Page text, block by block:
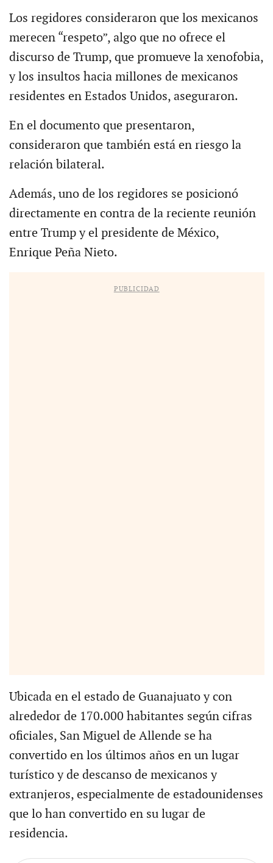
Los regidores consideraron que los mexicanos
merecen “respeto”, algo que no ofrece el
discurso de Trump, que promueve la xenofobia,
y los insultos hacia millones de mexicanos
residentes en Estados Unidos, aseguraron.
En el documento que presentaron,
consideraron que también está en riesgo la
relación bilateral.
Además, uno de los regidores se posicionó
directamente en contra de la reciente reunión
entre Trump y el presidente de México,
Enrique Peña Nieto.
PUBLICIDAD
Ubicada en el estado de Guanajuato y con
alrededor de 170.000 habitantes según cifras
oficiales, San Miguel de Allende se ha
convertido en los últimos años en un lugar
turístico y de descanso de mexicanos y
extranjeros, especialmente de estadounidenses
que lo han convertido en su lugar de
residencia.